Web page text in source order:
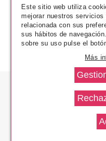
Este sitio web utiliza
mejorar nuestros
relacionada con sus
sus hábitos de
sobre su uso pulse el
Más